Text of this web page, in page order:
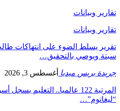
تقارير وبيانات
تقارير وبيانات
تقرير يسلط الضوء على انتهاكات
سبتة ويوصي بالتحقيق…
جريدة بريس ميديا أغسطس 3, 2026
المرتبة 122 عالميا.. التعليم
“ليغاتوم”…